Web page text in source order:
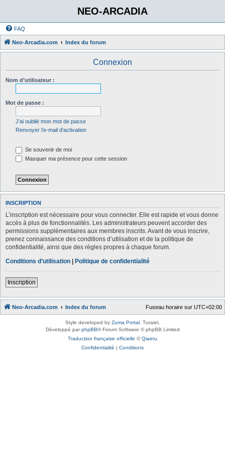
NEO-ARCADIA
FAQ
Neo-Arcadia.com Index du forum
Connexion
Nom d’utilisateur :
Mot de passe :
J’ai oublié mon mot de passe
Renvoyer l’e-mail d’activation
Se souvenir de moi
Masquer ma présence pour cette session
INSCRIPTION
L’inscription est nécessaire pour vous connecter. Elle est rapide et vous donne
accès à plus de fonctionnalités. Les administrateurs peuvent accorder des
permissions supplémentaires aux membres inscrits. Avant de vous inscrire,
prenez connaissance des conditions d’utilisation et de la politique de
confidentialité, ainsi que des règles propres à chaque forum.
Conditions d’utilisation | Politique de confidentialité
Inscription
Neo-Arcadia.com Index du forum Fuseau horaire sur UTC+02:00
Style developed by Zuma Portal , Turaiel,
Développé parphpBB® Forum Software © phpBB Limited
Traduction française officielle ©Qiaeru
Confidentialité | Conditions